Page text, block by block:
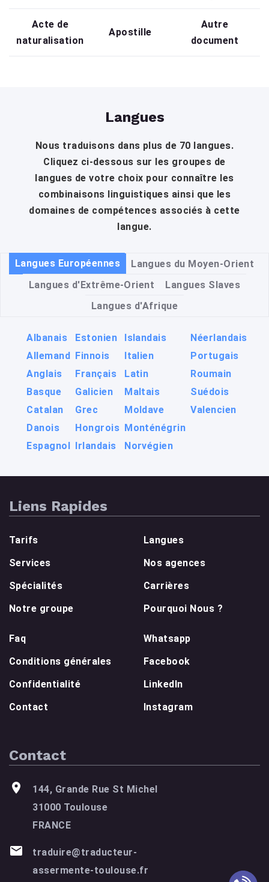
Acte de
naturalisation
Apostille
Autre
document
Langues
Nous traduisons dans plus de 70 langues.
Cliquez ci-dessous sur les groupes de
langues de votre choix pour connaître les
combinaisons linguistiques ainsi que les
domaines de compétences associés à cette
langue.
Langues Européennes
Langues du Moyen-Orient
Langues d'Extrême-Orient
Langues Slaves
Langues d'Afrique
Albanais
Allemand
Anglais
Basque
Catalan
Danois
Espagnol
Estonien
Finnois
Français
Galicien
Grec
Hongrois
Irlandais
Islandais
Italien
Latin
Maltais
Moldave
Monténégrin
Norvégien
Néerlandais
Portugais
Roumain
Suédois
Valencien
Liens Rapides
Tarifs
Services
Spécialités
Notre groupe
Langues
Nos agences
Carrières
Pourquoi Nous ?
Faq
Conditions générales
Confidentialité
Contact
Whatsapp
Facebook
LinkedIn
Instagram
Contact
144, Grande Rue St Michel
31000 Toulouse
FRANCE
traduire@traducteur-
assermente-toulouse.fr